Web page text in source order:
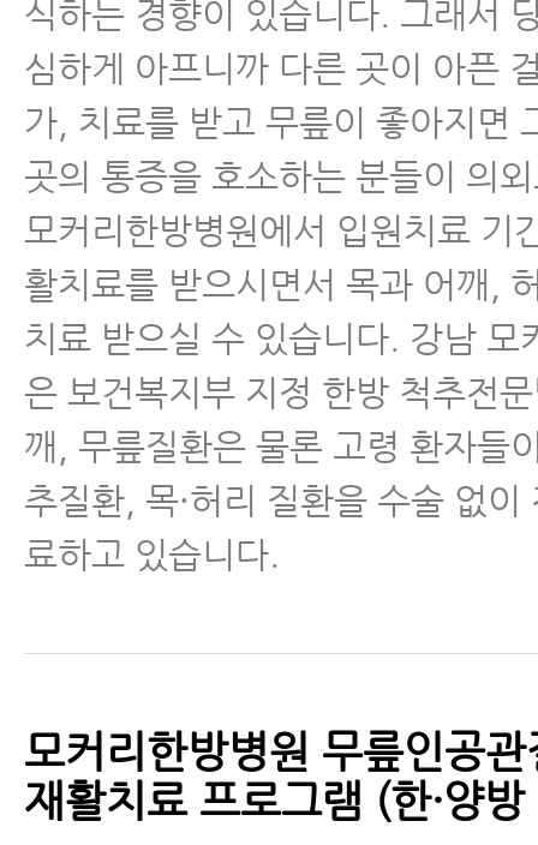
식하는 경향이 있습니다. 그래서
심하게 아프니까 다른 곳이 아픈
가, 치료를 받고 무릎이 좋아지면
곳의 통증을 호소하는 분들이 의
모커리한방병원에서 입원치료 기
활치료를 받으시면서 목과 어깨,
치료 받으실 수 있습니다. 강남 모
은 보건복지부 지정 한방 척추전
깨, 무릎질환은 물론 고령 환자들
추질환, 목·허리 질환을 수술 없이
료하고 있습니다.
모커리한방병원 무릎인공
재활치료 프로그램 (한·양